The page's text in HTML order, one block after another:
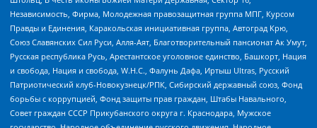
Независимость, Фирма, Молодежная правозащитная группа МПГ, Курсом
Правды и Единения, Каракольская инициативная группа, Автоград Крю,
Союз Славянских Сил Руси, Алля-Аят, Благотворительный пансионат Ак Умут,
Русская республика Русь, Арестантское уголовное единство, Башкорт, Нация
и свобода, Нация и свобода, W.H.С., Фалунь Дафа, Иртыш Ultras, Русский
Патриотический клуб-Новокузнецк/РПК, Сибирский державный союз, Фонд
борьбы с коррупцией, Фонд защиты прав граждан, Штабы Навального,
Совет граждан СССР Прикубанского округа г. Краснодара, Мужское